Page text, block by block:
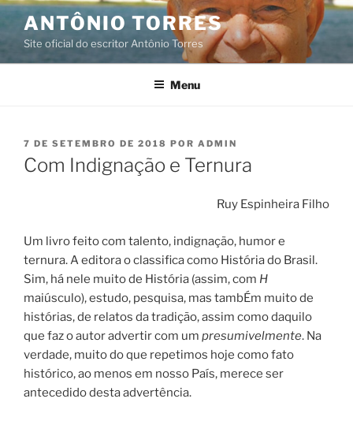
Pular
para
conteúdo
ANTÔNIO TORRES
Site oficial do escritor Antônio Torres
Menu
PUBLICADO
EM
7 DE SETEMBRO DE 2018 POR ADMIN
Com Indignação e Ternura
Ruy Espinheira Filho
Um livro feito com talento, indignação, humor e
ternura. A editora o classifica como História do Brasil.
Sim, há nele muito de História (assim, com H
maiúsculo), estudo, pesquisa, mas tambÉm muito de
histórias, de relatos da tradição, assim como daquilo
que faz o autor advertir com um presumivelmente. Na
verdade, muito do que repetimos hoje como fato
histórico, ao menos em nosso País, merece ser
antecedido desta advertência.